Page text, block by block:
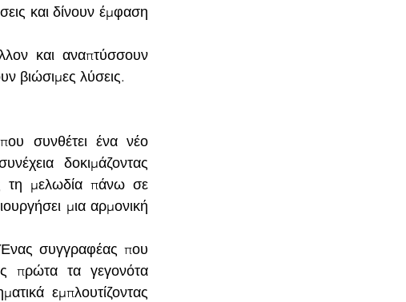
και δίνουν έμφαση
και αναπτύσσουν
βιώσιμες λύσεις.
συνθέτει ένα νέο
δοκιμάζοντας
τη μελωδία πάνω σε
μια αρμονική
συγγραφέας που
πρώτα τα γεγονότα
εμπλουτίζοντας